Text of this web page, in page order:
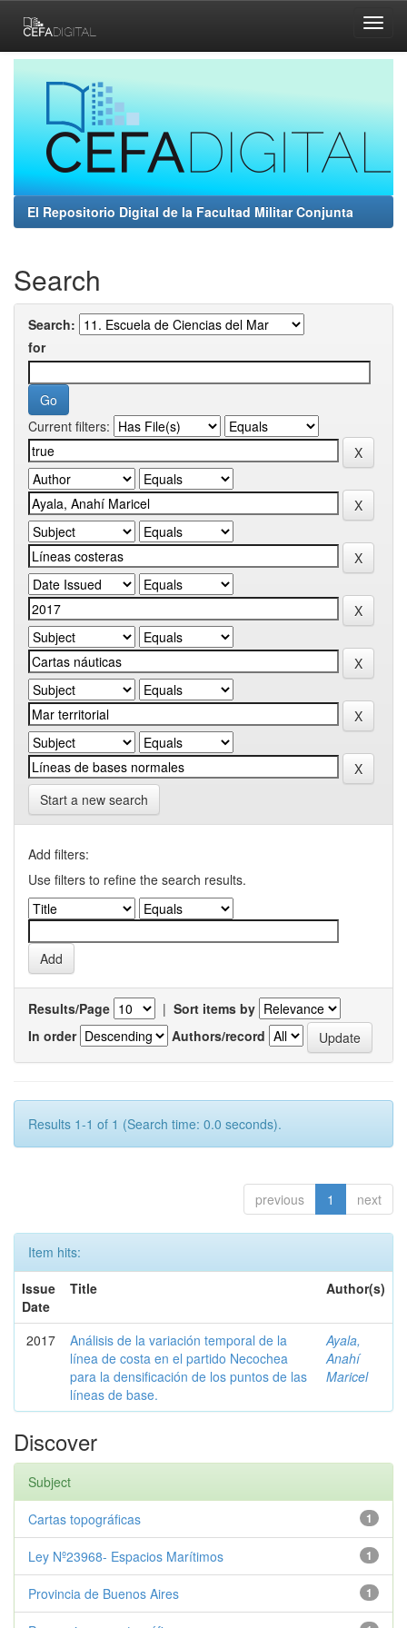
navigation
El Repositorio Digital de la Facultad Militar Conjunta
Search
Search:
for
Current filters:
Start a new search
Add filters:
Use filters to refine the search results.
Results/Page | Sort items by
In order
Authors/record
Results 1-1 of 1 (Search time: 0.0 seconds).
previous 1 next
Item hits:
Issue
Date
Title Author(s)
2017
Análisis de la variación temporal de la
línea de costa en el partido Necochea
para la densificación de los puntos de las
líneas de base.
Ayala,
Anahí
Maricel
Discover
Subject
1
Cartas topográficas
1
Ley Nº23968- Espacios Marítimos
1
Provincia de Buenos Aires